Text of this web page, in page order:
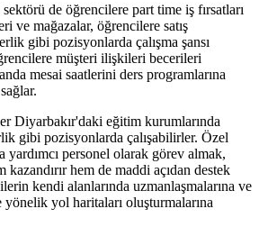
de öğrencilere part time iş fırsatları
ve mağazalar, öğrencilere satış
gibi pozisyonlarda çalışma şansı
müşteri ilişkileri becerileri
mesai saatlerini ders programlarına
Diyarbakır'daki eğitim kurumlarında
gibi pozisyonlarda çalışabilirler. Özel
yardımcı personel olarak görev almak,
hem de maddi açıdan destek
kendi alanlarında uzmanlaşmalarına ve
yol haritaları oluşturmalarına